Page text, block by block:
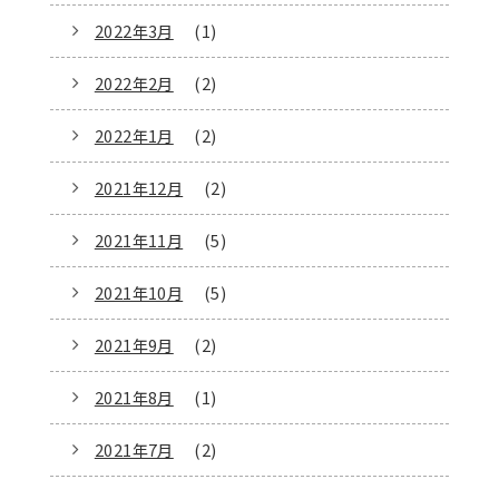
2022年3月 (1)
2022年2月 (2)
2022年1月 (2)
2021年12月 (2)
2021年11月 (5)
2021年10月 (5)
2021年9月 (2)
2021年8月 (1)
2021年7月 (2)